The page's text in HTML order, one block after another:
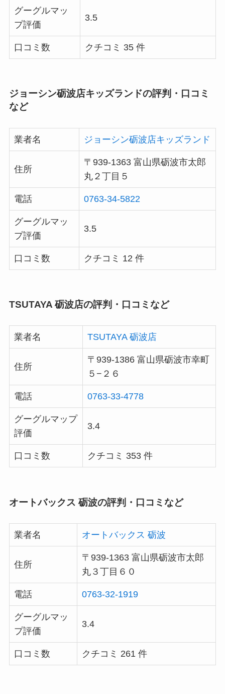
グーグルマッ
プ評価
3.5
口コミ数 クチコミ 35 件
ジョーシン砺波店キッズランドの評判・口コミ
など
業者名 ジョーシン砺波店キッズランド
住所
〒939-1363 富山県砺波市太郎
丸２丁目５
電話 0763-34-5822
グーグルマッ
プ評価
3.5
口コミ数 クチコミ 12 件
TSUTAYA 砺波店の評判・口コミなど
業者名 TSUTAYA 砺波店
住所
〒939-1386 富山県砺波市幸町
５−２６
電話 0763-33-4778
グーグルマップ
評価
3.4
口コミ数 クチコミ 353 件
オートバックス 砺波の評判・口コミなど
業者名 オートバックス 砺波
住所
〒939-1363 富山県砺波市太郎
丸３丁目６０
電話 0763-32-1919
グーグルマッ
プ評価
3.4
口コミ数 クチコミ 261 件